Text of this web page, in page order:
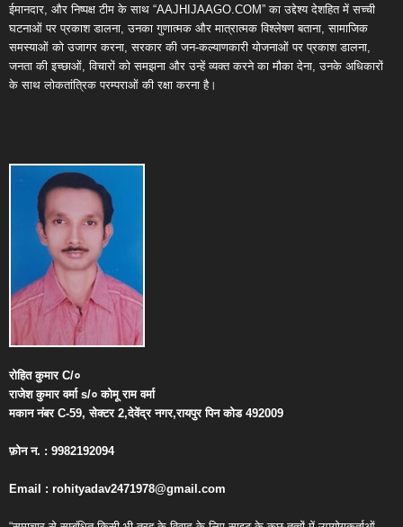
ईमानदार, और निष्पक्ष टीम के साथ “AAJHIJAAGO.COM” का उद्देश्य देशहित में सच्ची
घटनाओं पर प्रकाश डालना, उनका गुणात्मक और मात्रात्मक विश्लेषण बताना, सामाजिक
समस्याओं को उजागर करना, सरकार की जन-कल्याणकारी योजनाओं पर प्रकाश डालना,
जनता की इच्छाओं, विचारों को समझना और उन्हें व्यक्त करने का मौका देना, उनके अधिकारों
के साथ लोकतांत्रिक परम्पराओं की रक्षा करना है।
रोहित कुमारC/०
राजेश कुमार वर्माs/० कोमू राम वर्मा
मकान नंबरC-59,सेक्टर2,देवेंद्र नगर,रायपुर पिन कोड492009
फ़ोन न. : 9982192094
Email : rohityadav2471978@gmail.com